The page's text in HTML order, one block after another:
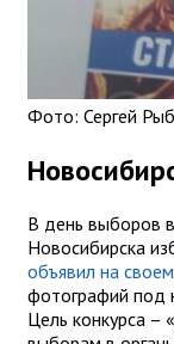
Фото: Сергей
В день выборов в
Новосибирска
объявил на
фотографий под
Цель конкурса –